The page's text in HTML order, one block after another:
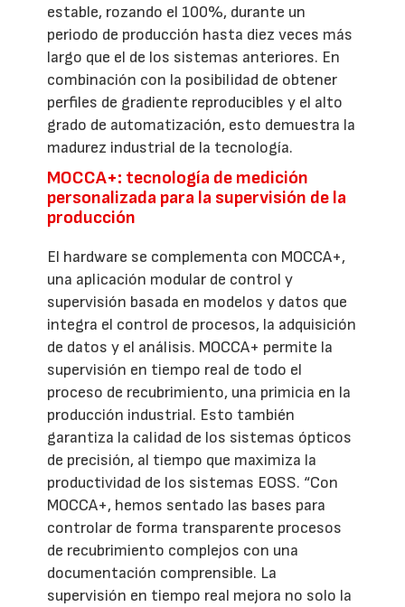
estable, rozando el 100%, durante un
periodo de producción hasta diez veces más
largo que el de los sistemas anteriores. En
combinación con la posibilidad de obtener
perfiles de gradiente reproducibles y el alto
grado de automatización, esto demuestra la
madurez industrial de la tecnología.
MOCCA+: tecnología de medición
personalizada para la supervisión de la
producción
El hardware se complementa con MOCCA+,
una aplicación modular de control y
supervisión basada en modelos y datos que
integra el control de procesos, la adquisición
de datos y el análisis. MOCCA+ permite la
supervisión en tiempo real de todo el
proceso de recubrimiento, una primicia en la
producción industrial. Esto también
garantiza la calidad de los sistemas ópticos
de precisión, al tiempo que maximiza la
productividad de los sistemas EOSS. “Con
MOCCA+, hemos sentado las bases para
controlar de forma transparente procesos
de recubrimiento complejos con una
documentación comprensible. La
supervisión en tiempo real mejora no solo la